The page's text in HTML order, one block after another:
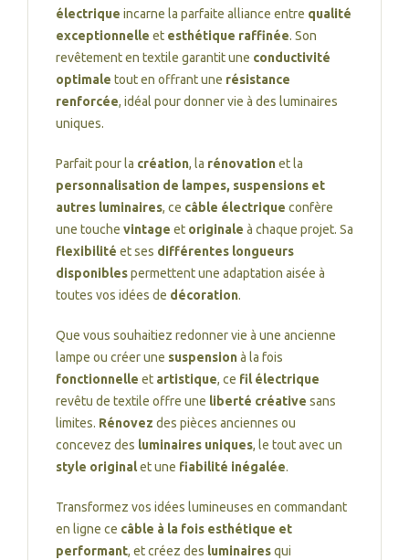
électrique incarne la parfaite alliance entre qualité
exceptionnelle et esthétique raffinée. Son
revêtement en textile garantit une conductivité
optimale tout en offrant une résistance
renforcée, idéal pour donner vie à des luminaires
uniques.
Parfait pour la création, la rénovationet la
personnalisation de lampes, suspensions et
autres luminaires, ce câble électrique confère
une touche vintage et originale à chaque projet. Sa
flexibilité et ses différentes longueurs
disponiblespermettent une adaptation aisée à
toutes vos idées de décoration.
Que vous souhaitiez redonner vie à une ancienne
lampe ou créer une suspensionà la fois
fonctionnelle et artistique, ce fil électrique
revêtu de textile offre une liberté créative sans
limites. Rénovez des pièces anciennes ou
concevez des luminaires uniques, le tout avec un
style originalet une fiabilité inégalée.
Transformez vos idées lumineuses en commandant
en ligne ce câble à la fois esthétique et
performant, et créez des luminairesqui